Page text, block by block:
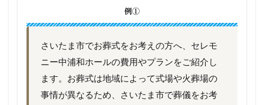
例①
さいたま市でお葬式をお考えの方へ、セレモ
ニー中浦和ホールの費用やプランをご紹介し
ます。お葬式は地域によって式場や火葬場の
事情が異なるため、さいたま市で葬儀をお考